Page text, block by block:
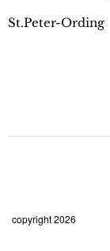
St.Peter-Ording
copyright 2026